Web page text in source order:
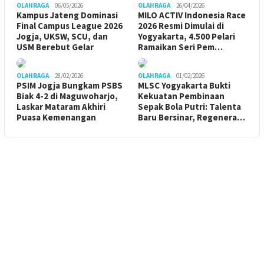
OLAHRAGA 06/05/2026
Kampus Jateng Dominasi
Final Campus League 2026
Jogja, UKSW, SCU, dan
USM Berebut Gelar
OLAHRAGA 26/04/2026
MILO ACTIV Indonesia Race
2026 Resmi Dimulai di
Yogyakarta, 4.500 Pelari
Ramaikan Seri Pem…
OLAHRAGA 28/02/2026
PSIM Jogja Bungkam PSBS
Biak 4-2 di Maguwoharjo,
Laskar Mataram Akhiri
Puasa Kemenangan
OLAHRAGA 01/02/2026
MLSC Yogyakarta Bukti
Kekuatan Pembinaan
Sepak Bola Putri: Talenta
Baru Bersinar, Regenera…